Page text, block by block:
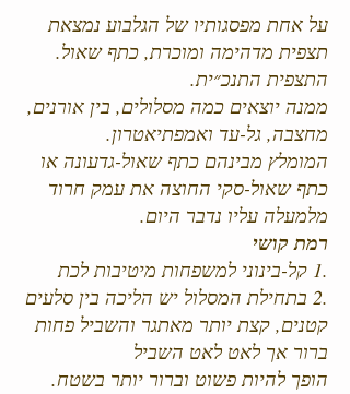
על אחת מפסגותיו של הגלבוע נמצאת
תצפית מדהימה ומוכרת, כתף שאול.
התצפית התנכ״ית.
ממנה יוצאים כמה מסלולים, בין אורנים,
מחצבה, גל-עד ואמפתיאטרון.
המומלץ מבינהם כתף שאול-גדעונה או
כתף שאול-סקי החוצה את עמק חרוד
מלמעלה עליו נדבר היום.
רמת קושי
.1 קל-בינוני למשפחות מיטיבות לכת
.2 בתחילת המסלול יש הליכה בין סלעים
קטנים, קצת יותר מאתגר והשביל פחות
ברור אך לאט לאט השביל
הופך להיות פשוט וברור יותר בשטח.